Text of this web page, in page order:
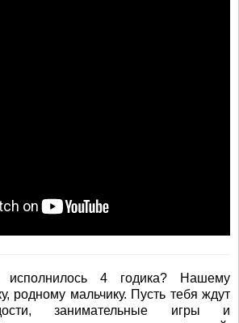
4 годика? Нашему
родному мальчику. Пусть тебя ждут
занимательные игры и